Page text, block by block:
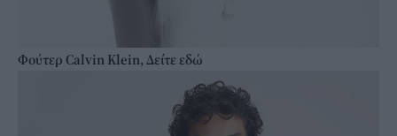
Φούτερ Calvin Klein, Δείτε εδώ